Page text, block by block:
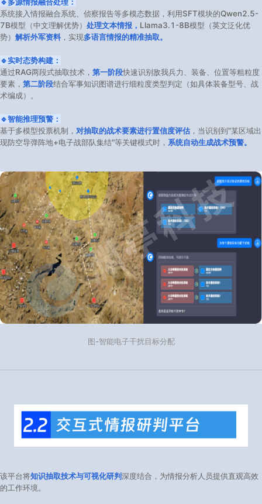
系统接入情报融合系统、侦察报告等多模态数据，利用SFT模块的Qwen2.5-
7B模型（中文理解优势） 处理文本情报， Llama3.1-8B模型（英文泛化优
势） 解析外军资料，实现多语言情报的精准抽取。
🔹实时态势构建：
通过RAG两段式抽取技术， 第一阶段快速识别敌我兵力、装备、位置等粗粒度
要素， 第二阶段结合军事知识图谱进行细粒度类型判定（如具体装备型号、战
术编成）。
🔹智能推理预警：
基于多模型投票机制， 对抽取的战术要素进行置信度评估 ，当识别到"某区域出
现防空导弹阵地+电子战部队集结"等关键模式时， 系统自动生成战术预警。
图-智能电子干扰目标分配
该平台将知识抽取技术与可视化研判深度结合，为情报分析人员提供直观高效
的工作环境。